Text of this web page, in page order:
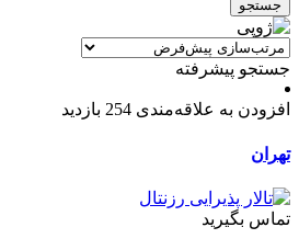
جستجو
جستجو پیشرفته
افزودن به علاقه‌مندی 254 بازدید
تهران
تماس بگیرید